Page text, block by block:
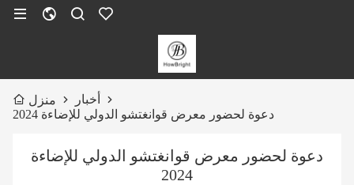
منزل
أخبار
دعوة لحضور معرض قوانغتشو الدولي للإضاءة 2024
دعوة لحضور معرض قوانغتشو الدولي للإضاءة
2024